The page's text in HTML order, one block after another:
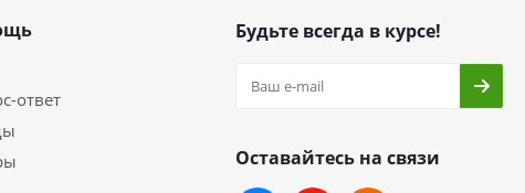
ответ
Будьте всегда в курсе!
Оставайтесь на связи